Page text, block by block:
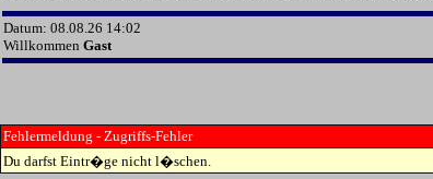
Datum: 08.08.26 14:02
Willkommen Gast
Fehlermeldung - Zugriffs-Fehler
Du darfst Eintr�ge nicht l�schen.